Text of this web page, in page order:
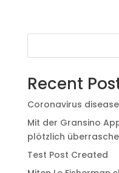
Recent
Coronavirus disease
Mit der Gransino
plötzlich
Test Post Created